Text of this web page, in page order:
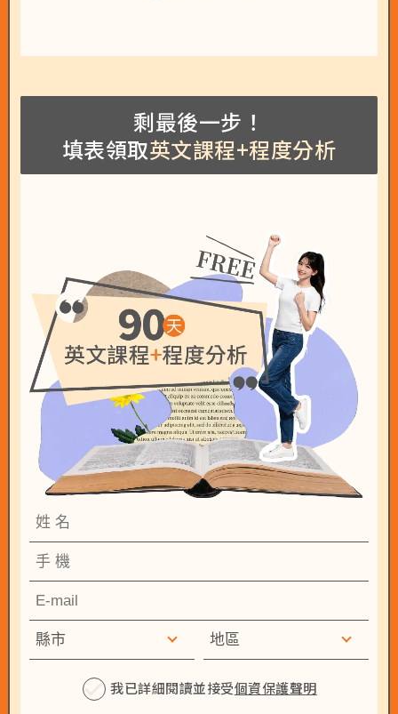
剩最後一步！
填表領取英文課程+程度分析
我已詳細閱讀並接受個資保護聲明